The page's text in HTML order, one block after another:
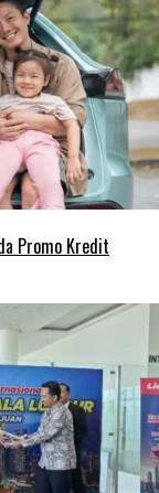
Promo Kredit